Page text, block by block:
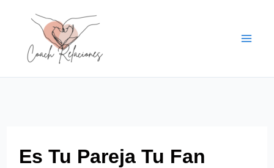
contenido
Es Tu Pareja Tu Fan